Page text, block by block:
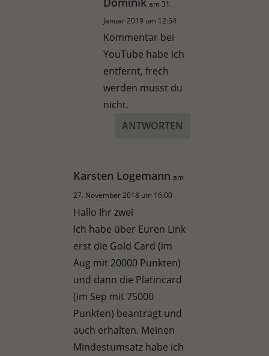
am 31.
Januar 2019 um 12:54
Kommentar bei
YouTube habe ich
entfernt, frech
werden musst du
nicht.
ANTWORTEN
Karsten Logemann am
27. November 2018 um 16:00
Hallo Ihr zwei
Ich habe über Euren Link
erst die Gold Card (im
Aug mit 20000 Punkten)
und dann die Platincard
(im Sep mit 75000
Punkten) beantragt und
auch erhalten. Meinen
Mindestumsatz habe ich